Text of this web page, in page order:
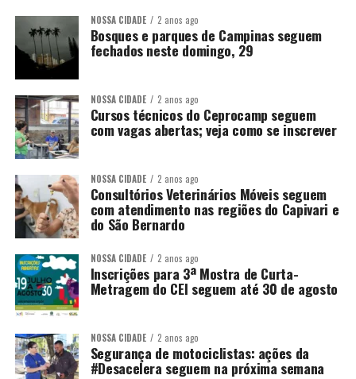
NOSSA CIDADE 2 anos ago
Bosques e parques de Campinas seguem
fechados neste domingo, 29
NOSSA CIDADE 2 anos ago
Cursos técnicos do Ceprocamp seguem
com vagas abertas; veja como se inscrever
NOSSA CIDADE 2 anos ago
Consultórios Veterinários Móveis seguem
com atendimento nas regiões do Capivari e
do São Bernardo
NOSSA CIDADE 2 anos ago
Inscrições para 3ª Mostra de Curta-
Metragem do CEI seguem até 30 de agosto
NOSSA CIDADE 2 anos ago
Segurança de motociclistas: ações da
#Desacelera seguem na próxima semana